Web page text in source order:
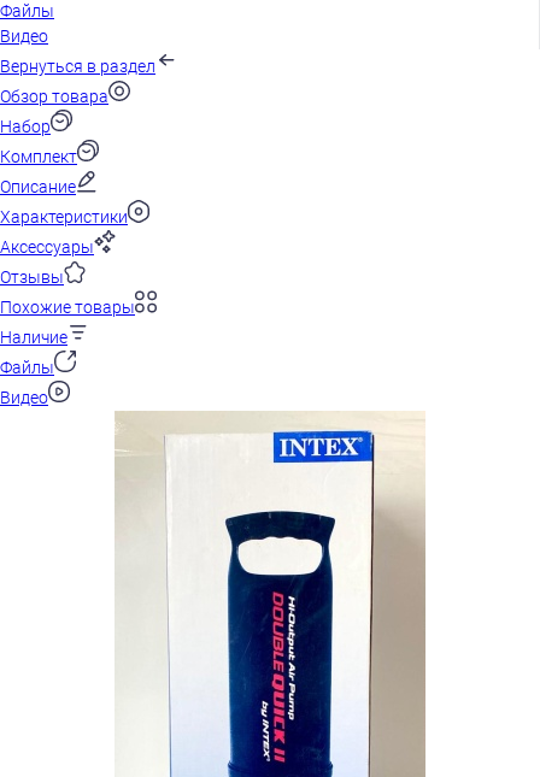
Файлы
Видео
Вернуться в раздел
Обзор товара
Набор
Комплект
Описание
Характеристики
Аксессуары
Отзывы
Похожие товары
Наличие
Файлы
Видео